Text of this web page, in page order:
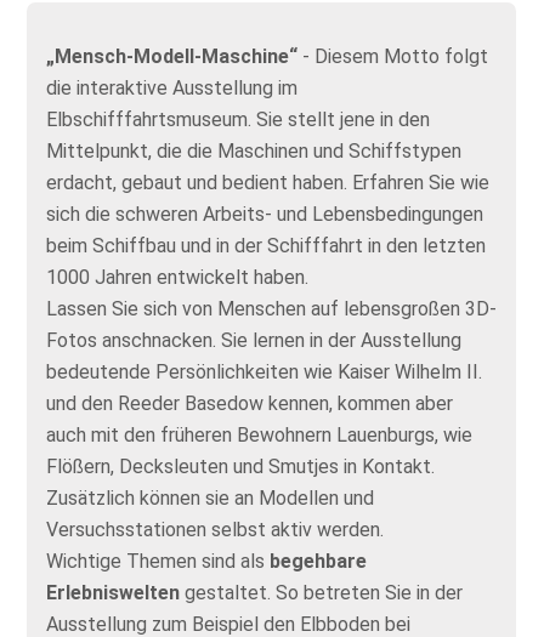
„Mensch-Modell-Maschine“ - Diesem Motto folgt
die interaktive Ausstellung im
Elbschifffahrtsmuseum. Sie stellt jene in den
Mittelpunkt, die die Maschinen und Schiffstypen
erdacht, gebaut und bedient haben. Erfahren Sie wie
sich die schweren Arbeits- und Lebensbedingungen
beim Schiffbau und in der Schifffahrt in den letzten
1000 Jahren entwickelt haben.
Lassen Sie sich von Menschen auf lebensgroßen 3D-
Fotos anschnacken. Sie lernen in der Ausstellung
bedeutende Persönlichkeiten wie Kaiser Wilhelm II.
und den Reeder Basedow kennen, kommen aber
auch mit den früheren Bewohnern Lauenburgs, wie
Flößern, Decksleuten und Smutjes in Kontakt.
Zusätzlich können sie an Modellen und
Versuchsstationen selbst aktiv werden.
Wichtige Themen sind als begehbare
Erlebniswelten gestaltet. So betreten Sie in der
Ausstellung zum Beispiel den Elbboden bei